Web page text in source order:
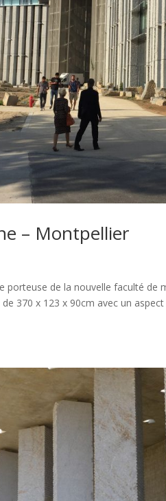
– Montpellier
porteuse de la nouvelle faculté de
370 x 123 x 90cm avec un